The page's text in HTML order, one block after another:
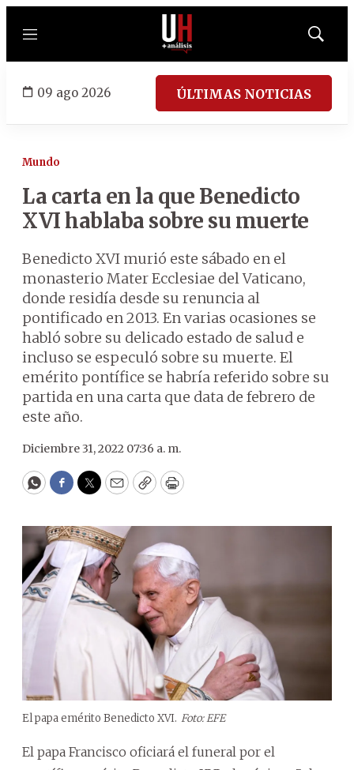
Menú
Mostrar
09 ago 2026 ÚLTIMAS NOTICIAS
Mundo
La carta en la que Benedicto
XVI hablaba sobre su muerte
Benedicto XVI murió este sábado en el
monasterio Mater Ecclesiae del Vaticano,
donde residía desde su renuncia al
pontificado en 2013. En varias ocasiones se
habló sobre su delicado estado de salud e
incluso se especuló sobre su muerte. El
emérito pontífice se habría referido sobre su
partida en una carta que data de febrero de
este año.
Diciembre 31, 2022 07:36 a. m.
WhatsApp
Facebook
Twitter
EmailCopyPrint
El papa emérito Benedicto XVI. Foto: EFE
El papa Francisco oficiará el funeral por el